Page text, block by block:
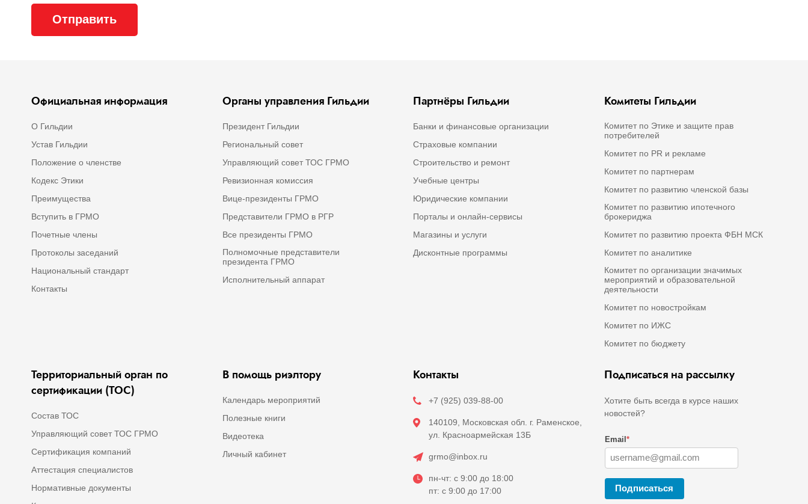
Официальная информация
О Гильдии
Устав Гильдии
Положение о членстве
Кодекс Этики
Преимущества
Вступить в ГРМО
Почетные члены
Протоколы заседаний
Национальный стандарт
Контакты
Органы управления Гильдии
Президент Гильдии
Региональный совет
Управляющий совет ТОС ГРМО
Ревизионная комиссия
Вице-президенты ГРМО
Представители ГРМО в РГР
Все президенты ГРМО
Полномочные представители
президента ГРМО
Исполнительный аппарат
Партнёры Гильдии
Банки и финансовые организации
Страховые компании
Строительство и ремонт
Учебные центры
Юридические компании
Порталы и онлайн-сервисы
Магазины и услуги
Дисконтные программы
Комитеты Гильдии
Комитет по Этике и защите прав
потребителей
Комитет по PR и рекламе
Комитет по партнерам
Комитет по развитию членской базы
Комитет по развитию ипотечного
брокериджа
Комитет по развитию проекта ФБН МСК
Комитет по аналитике
Комитет по организации значимых
мероприятий и образовательной
деятельности
Комитет по новостройкам
Комитет по ИЖС
Комитет по бюджету
Территориальный орган по
сертификации (ТОС)
Состав ТОС
Управляющий совет ТОС ГРМО
Сертификация компаний
Аттестация специалистов
Нормативные документы
В помощь риэлтору
Календарь мероприятий
Полезные книги
Видеотека
Личный кабинет
Контакты
+7 (925) 039-88-00
140109, Московская обл. г. Раменское,
ул. Красноармейская 13Б
grmo@inbox.ru
пн-чт: с 9:00 до 18:00
пт: с 9:00 до 17:00
Подписаться на рассылку
Хотите быть всегда в курсе наших
новостей?
Email *
Подписаться